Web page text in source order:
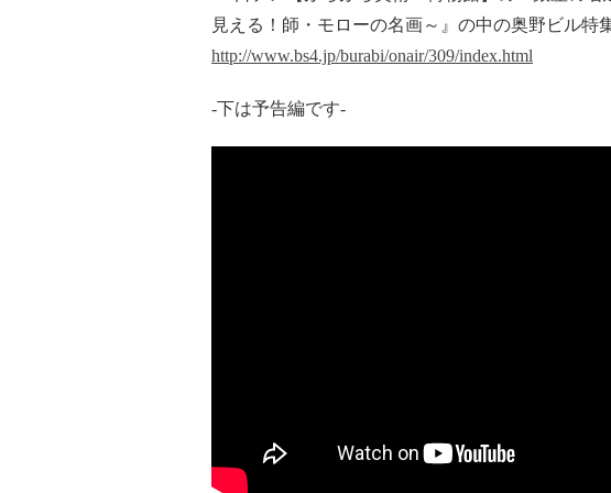
見える！師・モローの名画～』の中の奥野ビル特
http://www.bs4.jp/burabi/onair/309/index.html
-下は予告編です-